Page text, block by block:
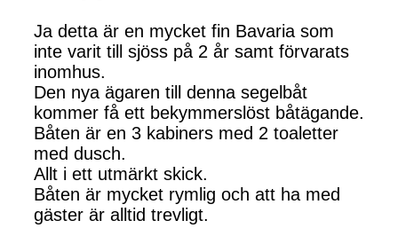
Ja detta är en mycket fin Bavaria som
inte varit till sjöss på 2 år samt förvarats
inomhus.
Den nya ägaren till denna segelbåt
kommer få ett bekymmerslöst båtägande.
Båten är en 3 kabiners med 2 toaletter
med dusch.
Allt i ett utmärkt skick.
Båten är mycket rymlig och att ha med
gäster är alltid trevligt.